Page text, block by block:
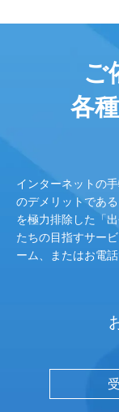
ご
各
インターネットの
のデメリットであ
を極力排除した「
たちの目指すサー
ーム、またはお電話